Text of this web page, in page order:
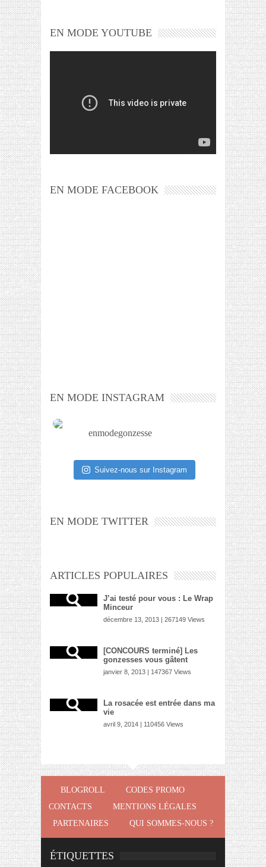
EN MODE YOUTUBE
EN MODE FACEBOOK
EN MODE INSTAGRAM
enmodegonzesse
Suivez-nous sur Instagram
EN MODE TWITTER
ARTICLES POPULAIRES
J’ai testé pour vous : Le Wrap
Minceur
décembre 13, 2013 | 267149 Views
[CONCOURS terminé] Les
gonzesses vous gâtent
janvier 8, 2013 | 147367 Views
La rosacée est entrée dans ma
vie
avril 9, 2014 | 110456 Views
BLOGROLL
CODES PROMO
CONTACTS
MENTIONS LÉGALES
PARTENAIRES
QUI SOMMES-NOUS ?
ÉTIQUETTES